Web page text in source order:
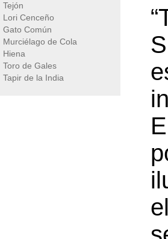
Tejón
Lori Cenceño
Gato Común
Murciélago de Cola
Hiena
Toro de Gales
Tapir de la India